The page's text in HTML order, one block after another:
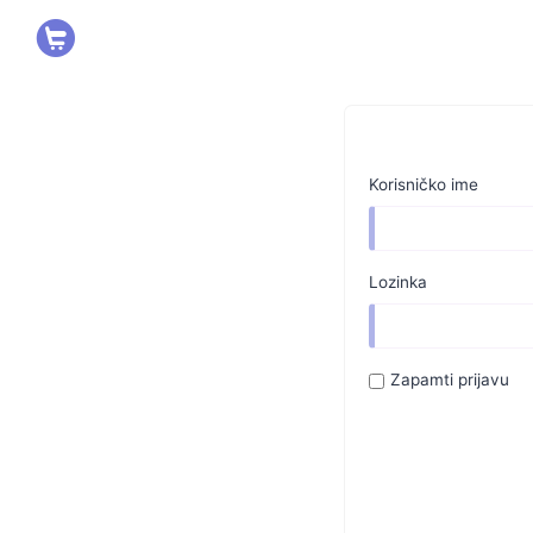
Korisničko ime
Lozinka
Zapamti prijavu